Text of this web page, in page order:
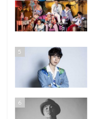
5
6